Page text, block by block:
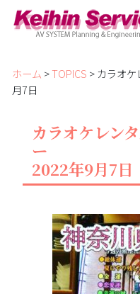
ホーム >TOPICS > カラオ
月7日
カラオケレン
ー
2022年9月7日